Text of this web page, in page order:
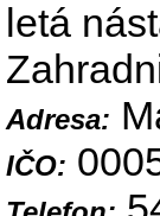
letá
Adresa:
IČO: